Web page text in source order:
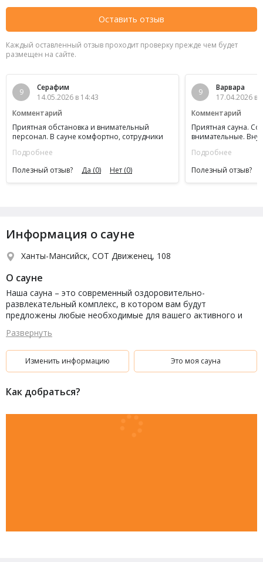
Оставить отзыв
Каждый оставленный отзыв проходит проверку прежде чем будет
размещен на сайте.
9
Серафим
14.05.2026 в 14:43
Комментарий
Приятная обстановка и внимательный
персонал. В сауне комфортно, сотрудники
Подробнее
Полезный отзыв?
Да (0) Нет (0)
9
Варвара
17.04.2026 в
Комментарий
Приятная сауна.
внимательные.
Подробнее
Полезный отзыв?
Информация о сауне
Ханты-Мансийск, СОТ Движенец, 108
О сауне
Наша сауна – это современный оздоровительно-
развлекательный комплекс, в котором вам будут
предложены любые необходимые для вашего активного и
Развернуть
Изменить информацию Это моя сауна
Как добраться?